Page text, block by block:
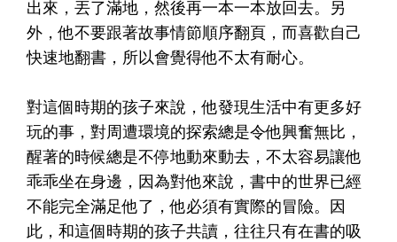
出來，丟了滿地，然後再一本一本放回去。另
外，他不要跟著故事情節順序翻頁，而喜歡自己
快速地翻書，所以會覺得他不太有耐心。
對這個時期的孩子來說，他發現生活中有更多好
玩的事，對周遭環境的探索總是令他興奮無比，
醒著的時候總是不停地動來動去，不太容易讓他
乖乖坐在身邊，因為對他來說，書中的世界已經
不能完全滿足他了，他必須有實際的冒險。因
此，和這個時期的孩子共讀，往往只有在書的吸